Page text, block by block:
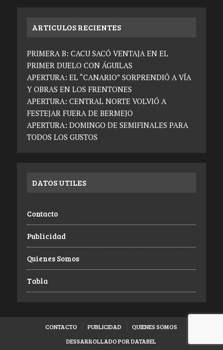
ARTICULOS RECIENTES
PRIMERA B: CACU SACÓ VENTAJA EN EL
PRIMER DUELO CON ÁGUILAS
APERTURA: EL “CANARIO” SORPRENDIÓ A VÍA
Y OBRAS EN LOS FRENTONES
APERTURA: CENTRAL NORTE VOLVIÓ A
FESTEJAR FUERA DE BERMEJO
APERTURA: DOMINGO DE SEMIFINALES PARA
TODOS LOS GUSTOS
DATOS UTILES
Contacto
Publicidad
Quienes Somos
Tabla
CONTACTO PUBLICIDAD
QUIENES SOMOS
DESSARROLLADO POR DATABEL